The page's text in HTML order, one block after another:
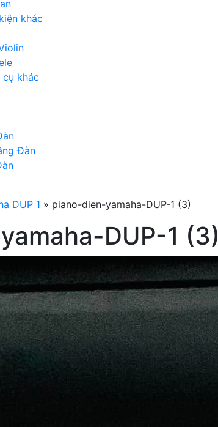
khác
cụ khác
Đàn
DUP 1 » piano-dien-yamaha-DUP-1 (3)
DUP-1 (3)